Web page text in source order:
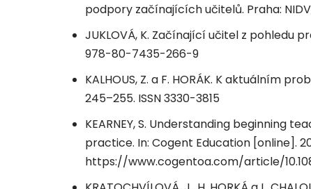
podpory začínajících učitelů. Praha:
JUKLOVÁ, K. Začínající učitel z pohledu
978-80-7435-266-9
KALHOUS, Z. a F. HORÁK. K aktuálním
245–255. ISSN 3330-3815
KEARNEY, S. Understanding beginning
practice. In: Cogent Education [online].
https://www.cogentoa.com/article/